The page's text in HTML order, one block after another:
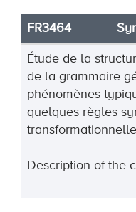
FR3464
Étude de la
de la grammaire
phénomènes
quelques règles
Description of the